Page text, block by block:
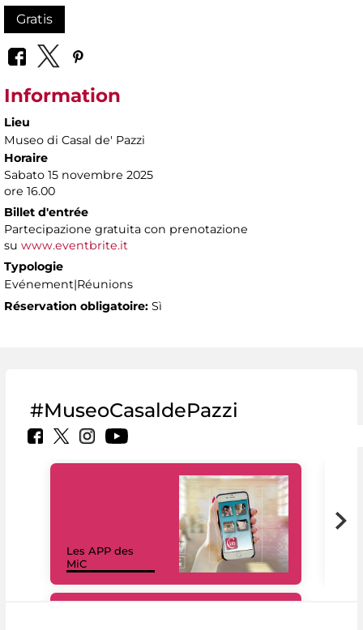
Gratis
Information
Lieu
Museo di Casal de' Pazzi
Horaire
Sabato 15 novembre 2025
ore 16.00
Billet d'entrée
Partecipazione gratuita con prenotazione
su www.eventbrite.it
Typologie
Evénement|Réunions
Réservation obligatoire: Sì
#MuseoCasaldePazzi
Les APP des
MiC